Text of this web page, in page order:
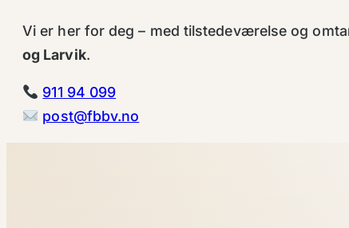
Vi er her for deg – med tilstedeværelse og
og Larvik.
911 94 099
post@fbbv.no